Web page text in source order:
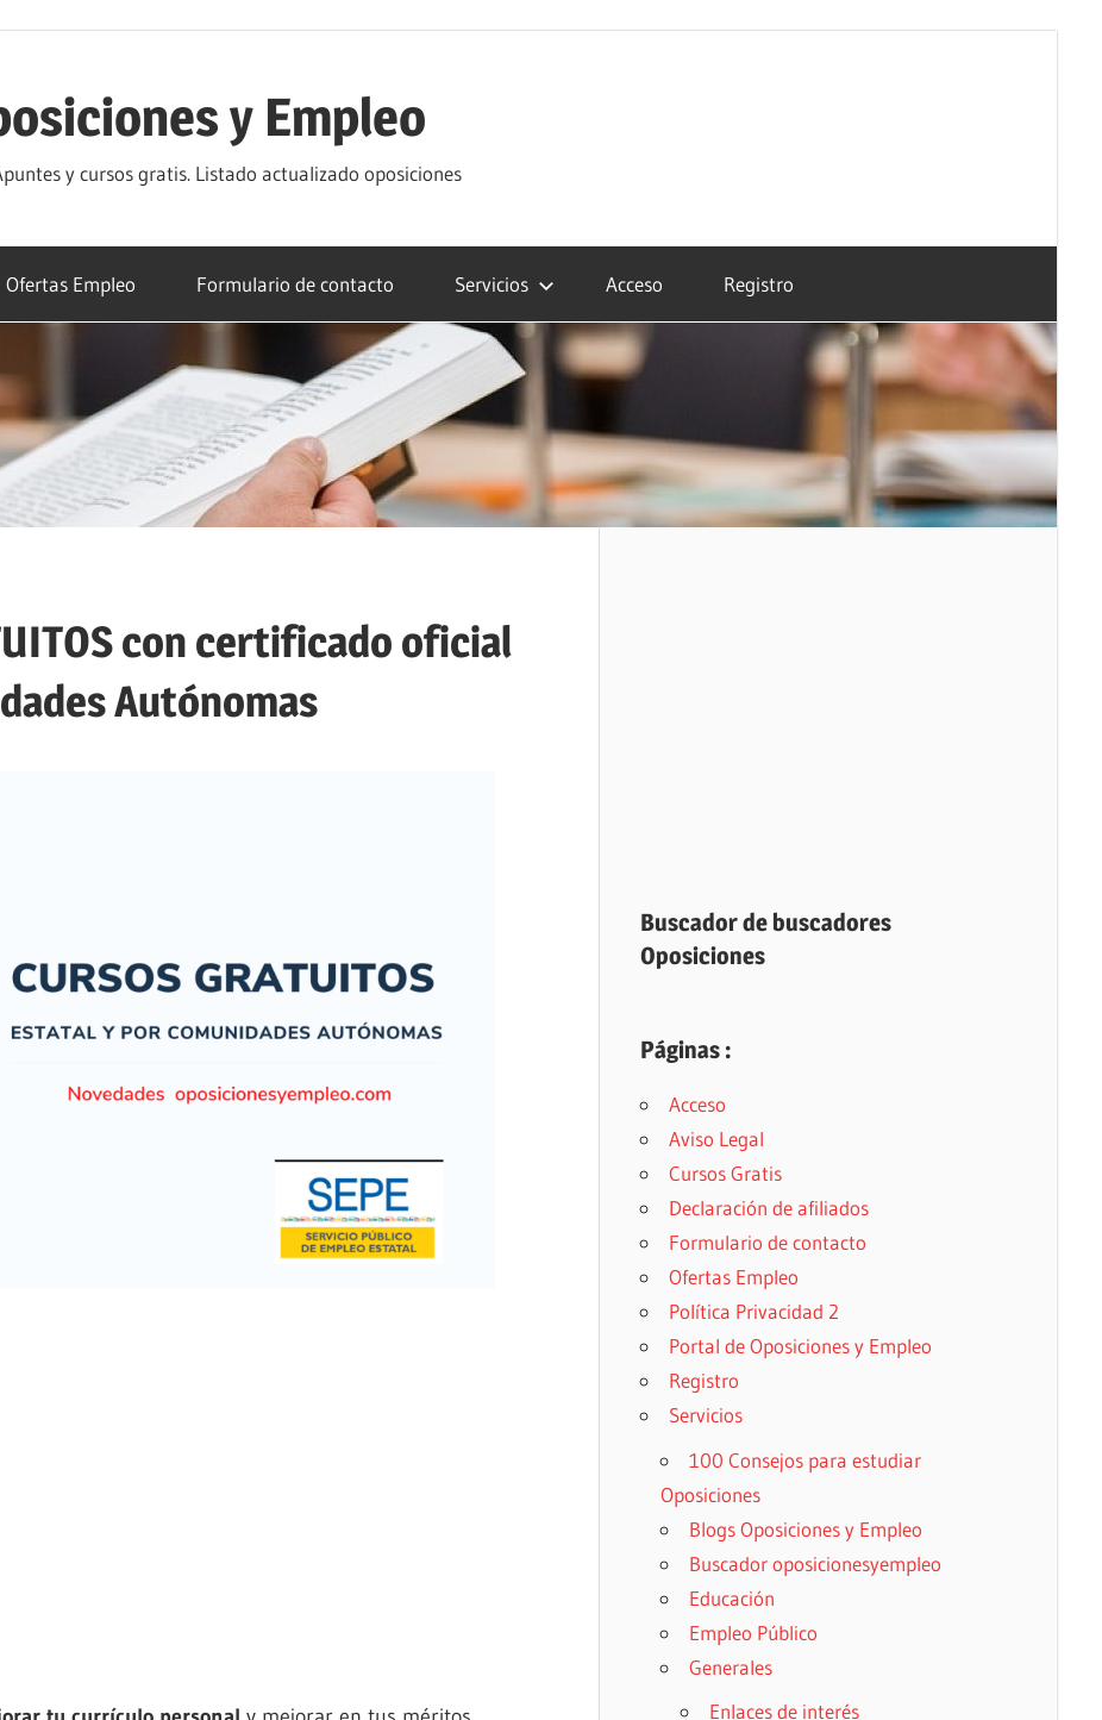
y Empleo
y cursos gratis. Listado actualizado oposiciones
Ofertas Empleo Formulario de contacto Servicios Acceso Registro
con certificado oficial
Autónomas
Buscador de buscadores
Oposiciones
Páginas :
Acceso
Aviso Legal
Cursos Gratis
Declaración de afiliados
Formulario de contacto
Ofertas Empleo
Política Privacidad 2
Portal de Oposiciones y Empleo
Registro
Servicios
100 Consejos para estudiar
Oposiciones
Blogs Oposiciones y Empleo
Buscador oposicionesyempleo
Educación
Empleo Público
Generales
Enlaces de interés